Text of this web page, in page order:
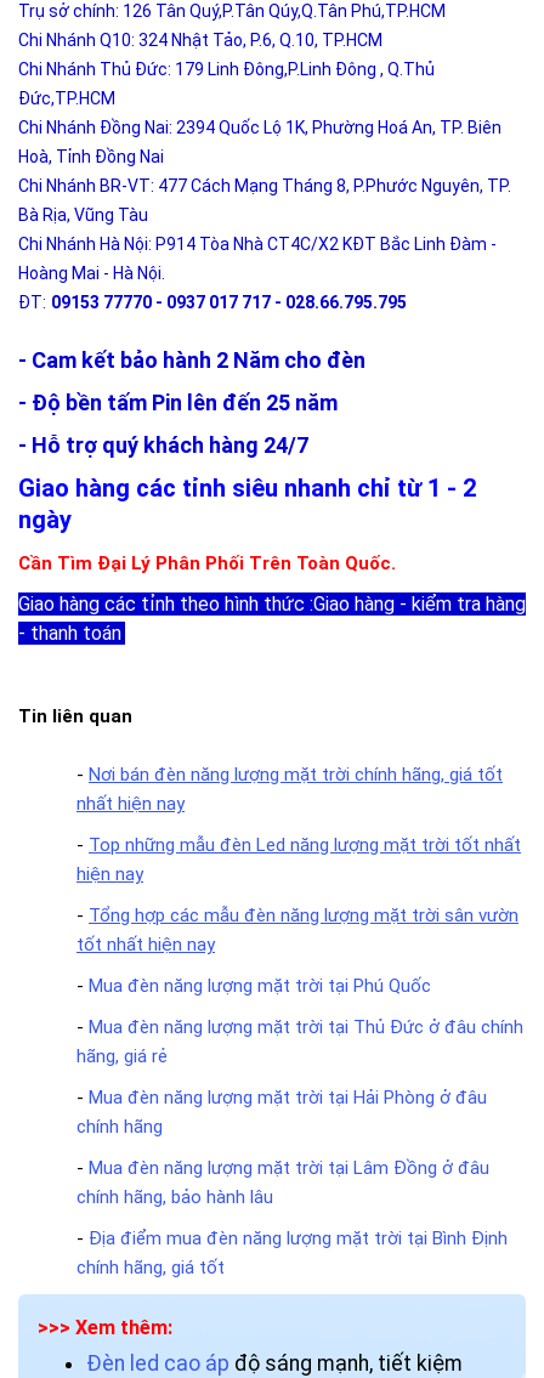
Trụ sở chính: 126 Tân Quý,P.Tân Qúy,Q.Tân Phú,TP.HCM
Chi Nhánh Q10: 324 Nhật Tảo, P.6, Q.10, TP.HCM
Chi Nhánh Thủ Đức: 179 Linh Đông,P.Linh Đông , Q.Thủ
Đức,TP.HCM
Chi Nhánh Đồng Nai: 2394 Quốc Lộ 1K, Phường Hoá An, TP. Biên
Hoà, Tỉnh Đồng Nai
Chi Nhánh BR-VT: 477 Cách Mạng Tháng 8, P.Phước Nguyên, TP.
Bà Rịa, Vũng Tàu
Chi Nhánh Hà Nội: P914 Tòa Nhà CT4C/X2 KĐT Bắc Linh Đàm -
Hoàng Mai - Hà Nội.
ĐT: 09153 77770 - 0937 017 717 - 028.66.795.795
- Cam kết bảo hành 2 Năm cho đèn
- Độ bền tấm Pin lên đến 25 năm
- Hỗ trợ quý khách hàng 24/7
Giao hàng các tỉnh siêu nhanh chỉ từ 1 - 2
ngày
Cần Tìm Đại Lý Phân Phối Trên Toàn Quốc.
Giao hàng các tỉnh theo hình thức :Giao hàng - kiểm tra hàng
- thanh toán.
Tin liên quan
- Nơi bán đèn năng lượng mặt trời chính hãng, giá tốt
nhất hiện nay
- Top những mẫu đèn Led năng lượng mặt trời tốt nhất
hiện nay
- Tổng hợp các mẫu đèn năng lượng mặt trời sân vườn
tốt nhất hiện nay
- Mua đèn năng lượng mặt trời tại Phú Quốc
- Mua đèn năng lượng mặt trời tại Thủ Đức ở đâu chính
hãng, giá rẻ
- Mua đèn năng lượng mặt trời tại Hải Phòng ở đâu
chính hãng
- Mua đèn năng lượng mặt trời tại Lâm Đồng ở đâu
chính hãng, bảo hành lâu
- Địa điểm mua đèn năng lượng mặt trời tại Bình Định
chính hãng, giá tốt
>>> Xem thêm:
Đèn led cao áp độ sáng mạnh, tiết kiệm